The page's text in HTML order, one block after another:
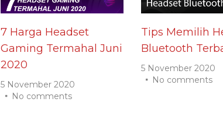
7 Harga Headset
Gaming Termahal Juni
2020
5 November 2020
No comments
Tips Memilih
Bluetooth
5 November 2020
No comments